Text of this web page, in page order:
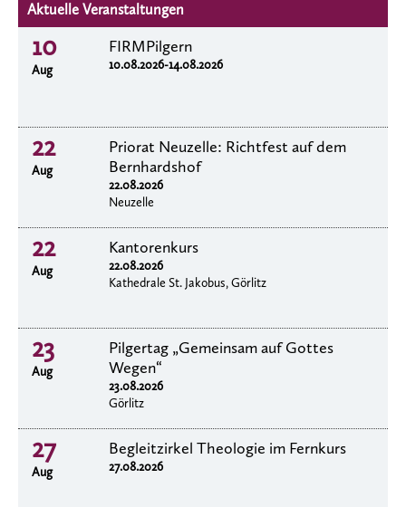
Aktuelle Veranstaltungen
10
Aug
FIRMPilgern
10.08.2026-14.08.2026
22
Aug
Priorat Neuzelle: Richtfest auf dem
Bernhardshof
22.08.2026
Neuzelle
22
Aug
Kantorenkurs
22.08.2026
Kathedrale St. Jakobus, Görlitz
23
Aug
Pilgertag „Gemeinsam auf Gottes
Wegen“
23.08.2026
Görlitz
27
Aug
Begleitzirkel Theologie im Fernkurs
27.08.2026